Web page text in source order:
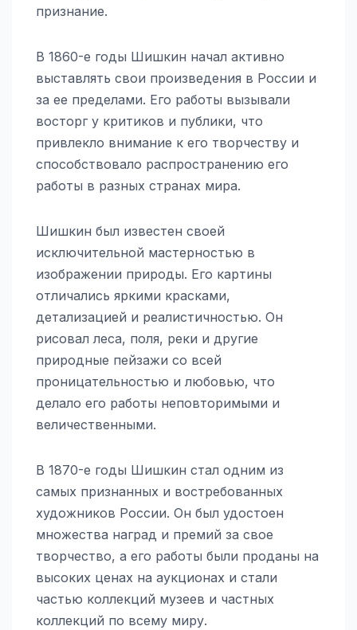
признание.
В 1860-е годы Шишкин начал активно
выставлять свои произведения в России и
за ее пределами. Его работы вызывали
восторг у критиков и публики, что
привлекло внимание к его творчеству и
способствовало распространению его
работы в разных странах мира.
Шишкин был известен своей
исключительной мастерностью в
изображении природы. Его картины
отличались яркими красками,
детализацией и реалистичностью. Он
рисовал леса, поля, реки и другие
природные пейзажи со всей
проницательностью и любовью, что
делало его работы неповторимыми и
величественными.
В 1870-е годы Шишкин стал одним из
самых признанных и востребованных
художников России. Он был удостоен
множества наград и премий за свое
творчество, а его работы были проданы на
высоких ценах на аукционах и стали
частью коллекций музеев и частных
коллекций по всему миру.